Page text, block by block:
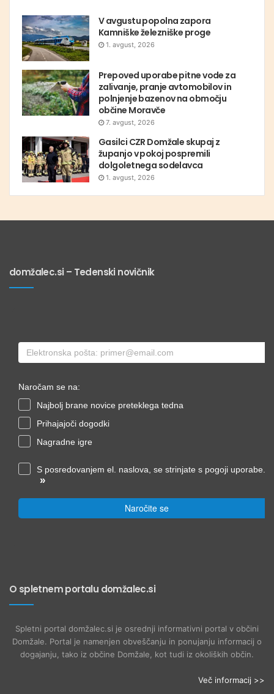
V avgustu popolna zapora
Kamniške železniške proge
1. avgust, 2026
Prepoved uporabe pitne vode za
zalivanje, pranje avtomobilov in
polnjenje bazenov na območju
občine Moravče
7. avgust, 2026
Gasilci CZR Domžale skupaj z
županjo v pokoj pospremili
dolgoletnega sodelavca
1. avgust, 2026
domžalec.si – Tedenski novičnik
Naročam se na:
Najbolj brane novice preteklega tedna
Prihajajoči dogodki
Nagradne igre
S posredovanjem el. naslova, se strinjate s pogoji uporabe.
»
Naročite se
O spletnem portalu domžalec.si
Spletni portal domžalec.si je osrednji informativni portal v občini
Domžale. Portal je namenjen obveščanju in ponujanju informacij o
dogajanju, tako iz občine Domžale, kot tudi iz okoliških občin.
Več informacij >>